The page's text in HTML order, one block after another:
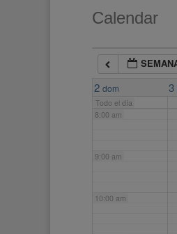
Calendar
2 dom 3
Todo el día
7:00 am
8:00 am
9:00 am
10:00 am